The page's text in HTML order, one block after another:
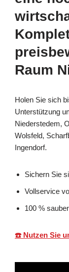
Raum
Holen Sie sich
Unterstützung
Niederstedem,
Wolsfeld,
Ingendorf.
Sichern Sie
Vollservice
100 %
☎️ Nutzen Sie